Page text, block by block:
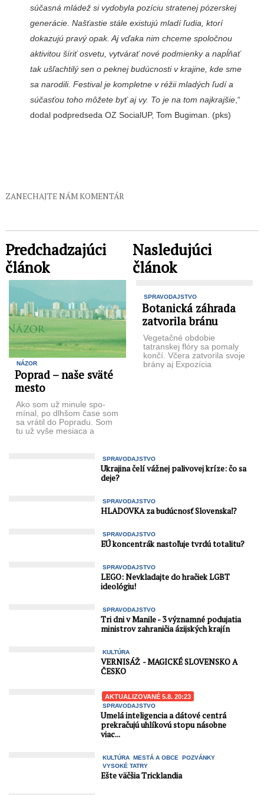
súčasná mládež si vydobyla pozíciu stratenej pó­zerskej
generácie. Našťastie stále existujú mladí ľudia, ktorí
dokazujú pravý opak. Aj vďaka nim chceme spoločnou
aktivitou šíriť osvetu, vytvá­rať nové podmienky a napĺňať
tak ušľachtilý sen o peknej bu­dúcnosti v krajine, kde sme
sa narodili. Festival je kompletne v réžii mladých ľudí a
súčasťou toho môžete byť aj vy. To je na tom najkrajšie,“
dodal pod­predseda OZ SocialUP, Tom Bugiman. (pks)
ZANECHAJTE NÁM KOMENTÁR
Predchadzajúci
článok
NÁZOR
Poprad – naše sväté
mesto
Ako som už minule spo­
mínal, po dlhšom čase som
sa vrátil do Popradu. Som
tu už vyše mesiaca a
Nasledujúci
článok
SPRAVODAJSTVO
Botanická záhrada
zatvorila bránu
Vegetačné obdobie
tatranskej flóry sa po­maly
končí. Včera zatvorila svoje
brány aj Expozícia
SPRAVODAJSTVO
Ukrajina čelí vážnej palivovej kríze: čo sa
deje?
SPRAVODAJSTVO
HLADOVKA za budúcnosť Slovenska⁉️
SPRAVODAJSTVO
EÚ koncentrák nastoľuje tvrdú totalitu?
SPRAVODAJSTVO
LEGO: Nevkladajte do hračiek LGBT
ideológiu!
SPRAVODAJSTVO
Tri dni v Manile - 3 významné podujatia
ministrov zahraničia ázijských krajín
KULTÚRA
VERNISÁŽ - MAGICKÉ SLOVENSKO A
ČESKO
AKTUALIZOVANÉ 5.8. 20:23
SPRAVODAJSTVO
Umelá inteligencia a dátové centrá
prekračujú uhlíkovú stopu násobne
viac...
KULTÚRA MESTÁ A OBCE POZVÁNKY
VYSOKÉ TATRY
Ešte väčšia Tricklandia